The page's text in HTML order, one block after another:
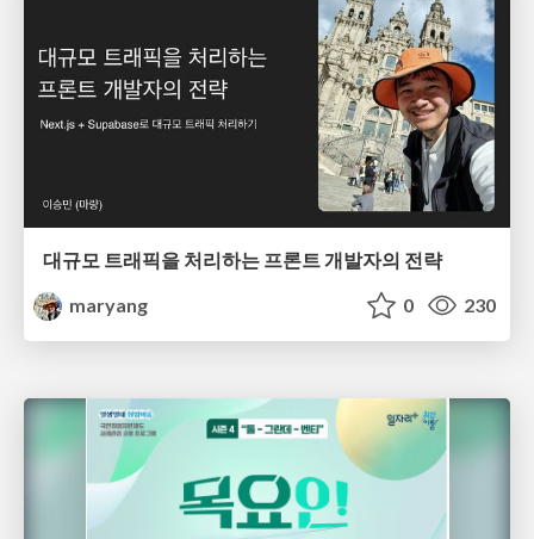
대규모 트래픽을 처리하는 프론트 개발자의 전략
maryang
0 230